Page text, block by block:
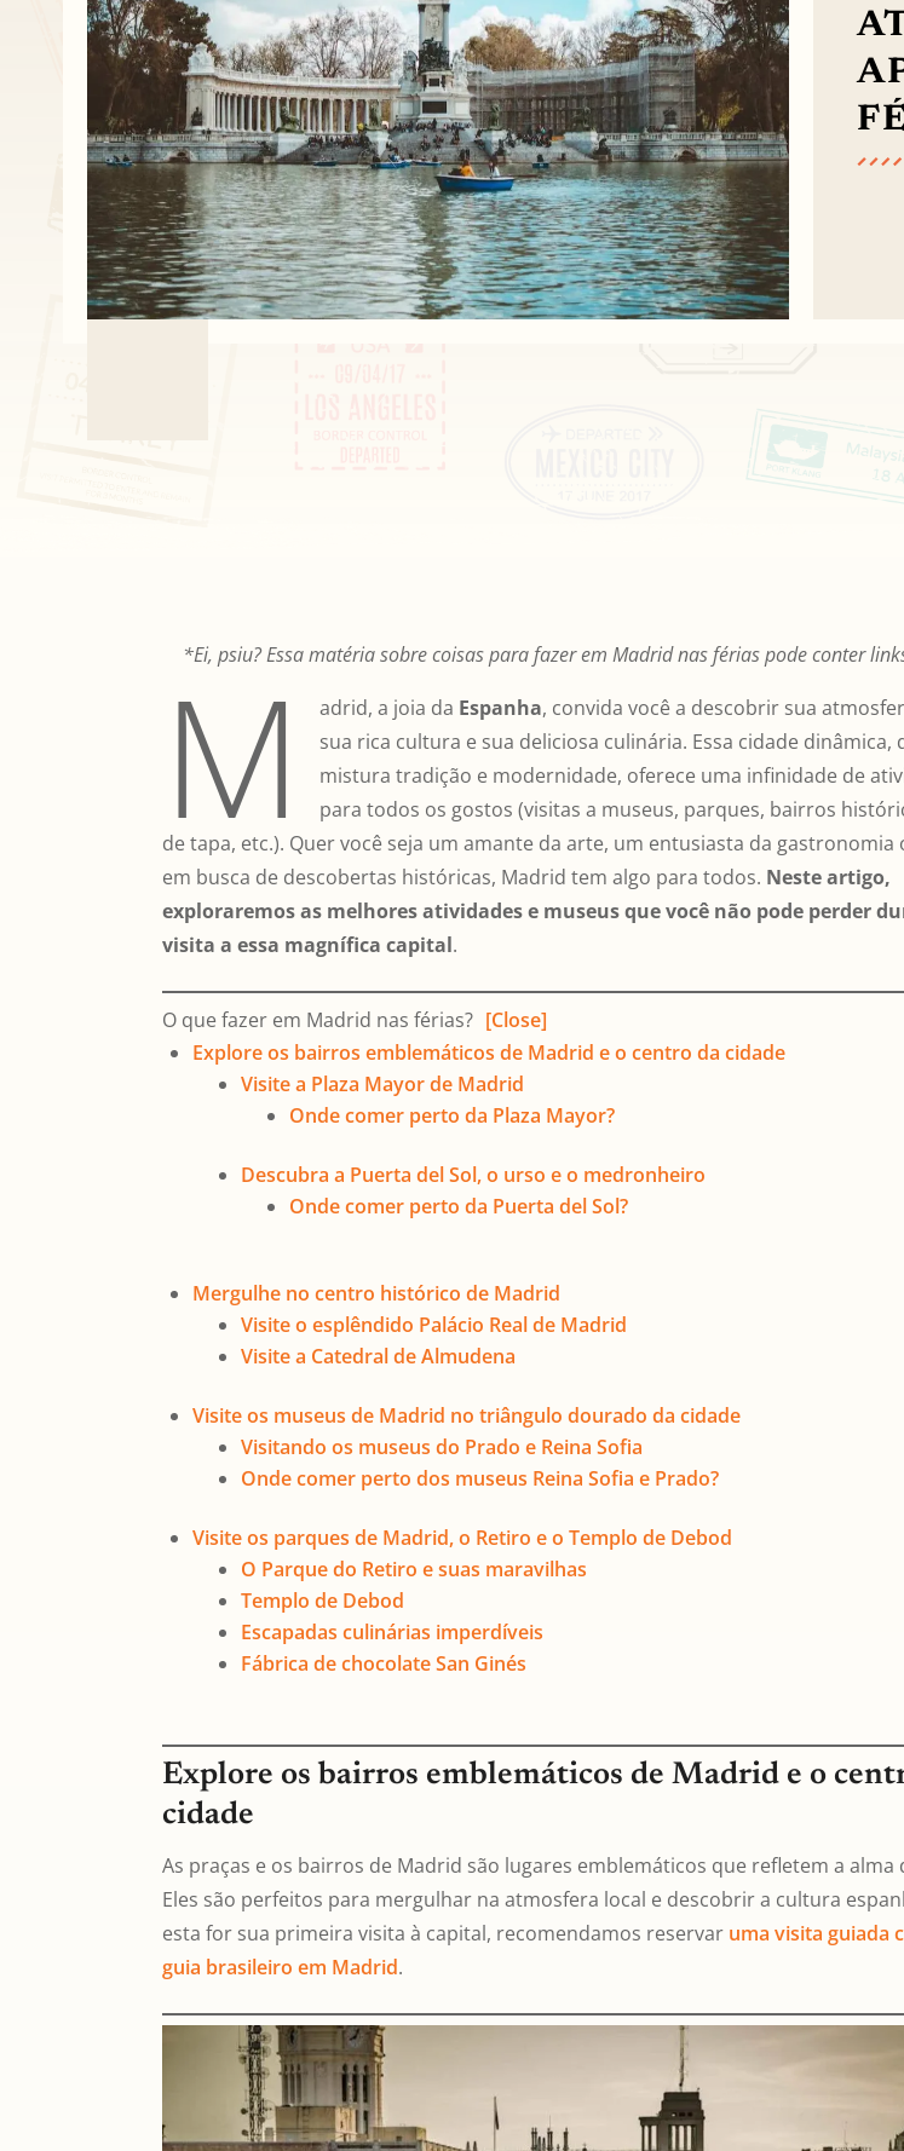
*Ei, psiu? Essa matéria sobre coisas para fazer em Madrid nas férias pode conter
M adrid, a joia da Espanha, convida você a descobrir sua
sua rica cultura e sua deliciosa culinária. Essa cidade dinâmica,
mistura tradição e modernidade, oferece uma infinidade de
para todos os gostos (visitas a museus, parques, bairros
de tapa, etc.). Quer você seja um amante da arte, um entusiasta da gastronomia
em busca de descobertas históricas, Madrid tem algo para todos. Neste artigo,
exploraremos as melhores atividades e museus que você não pode perder
visita a essa magnífica capital.
O que fazer em Madrid nas férias? [Close]
Explore os bairros emblemáticos de Madrid e o centro da cidade
Visite a Plaza Mayor de Madrid
Onde comer perto da Plaza Mayor?
Descubra a Puerta del Sol, o urso e o medronheiro
Onde comer perto da Puerta del Sol?
Mergulhe no centro histórico de Madrid
Visite o esplêndido Palácio Real de Madrid
Visite a Catedral de Almudena
Visite os museus de Madrid no triângulo dourado da cidade
Visitando os museus do Prado e Reina Sofia
Onde comer perto dos museus Reina Sofia e Prado?
Visite os parques de Madrid, o Retiro e o Templo de Debod
O Parque do Retiro e suas maravilhas
Templo de Debod
Escapadas culinárias imperdíveis
Fábrica de chocolate San Ginés
Explore os bairros emblemáticos de Madrid e o
cidade
As praças e os bairros de Madrid são lugares emblemáticos que refletem a alma
Eles são perfeitos para mergulhar na atmosfera local e descobrir a cultura
esta for sua primeira visita à capital, recomendamos reservar uma visita guiada
guia brasileiro em Madrid.